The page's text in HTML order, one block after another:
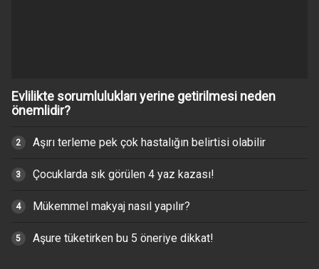
Evlilikte sorumlulukları yerine getirilmesi neden
önemlidir?
Aşırı terleme pek çok hastalığın belirtisi olabilir
Çocuklarda sık görülen 4 yaz kazası!
Mükemmel makyaj nasıl yapılır?
Aşure tüketirken bu 5 öneriye dikkat!